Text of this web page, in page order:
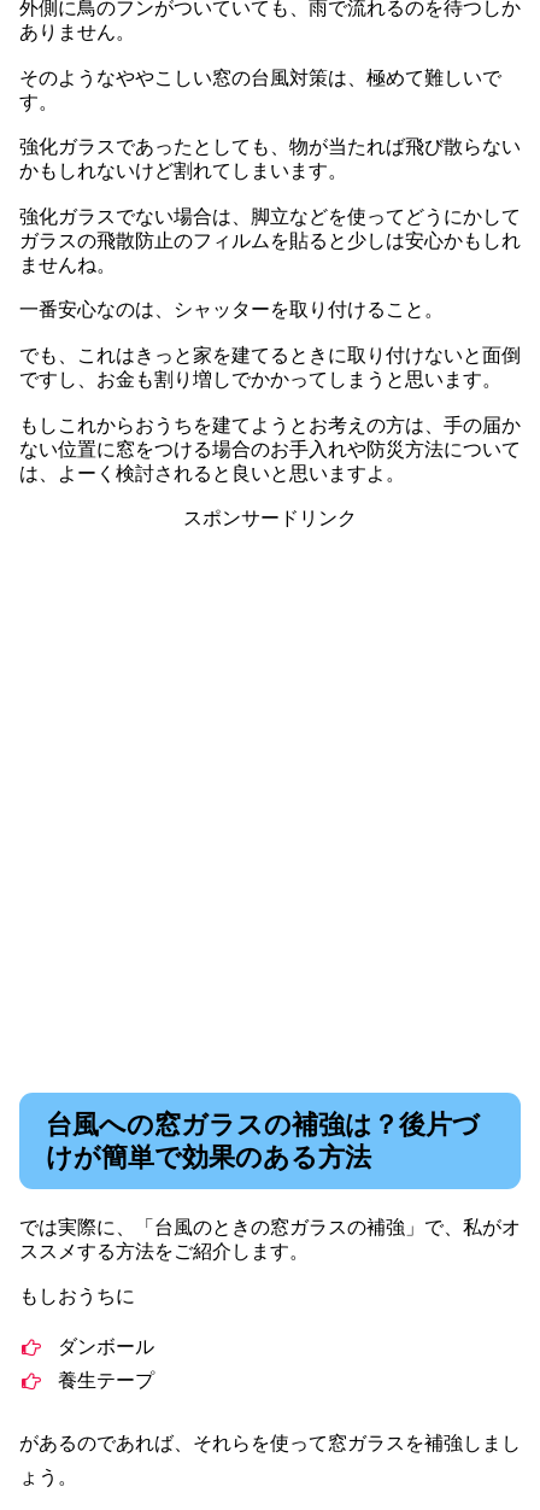
外側に鳥のフンがついていても、雨で流れるのを待つしか
ありません。
そのようなややこしい窓の台風対策は、極めて難しいで
す。
強化ガラスであったとしても、物が当たれば飛び散らない
かもしれないけど割れてしまいます。
強化ガラスでない場合は、脚立などを使ってどうにかして
ガラスの飛散防止のフィルムを貼ると少しは安心かもしれ
ませんね。
一番安心なのは、シャッターを取り付けること。
でも、これはきっと家を建てるときに取り付けないと面倒
ですし、お金も割り増しでかかってしまうと思います。
もしこれからおうちを建てようとお考えの方は、手の届か
ない位置に窓をつける場合のお手入れや防災方法について
は、よーく検討されると良いと思いますよ。
スポンサードリンク
台風への窓ガラスの補強は？後片づ
けが簡単で効果のある方法
では実際に、「台風のときの窓ガラスの補強」で、私がオ
ススメする方法をご紹介します。
もしおうちに
ダンボール
養生テープ
があるのであれば、それらを使って窓ガラスを補強しまし
ょう。